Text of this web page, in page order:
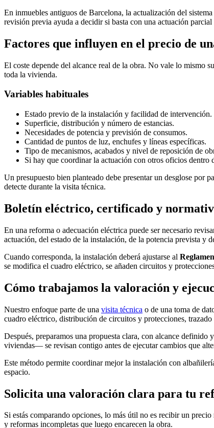
En inmuebles antiguos de Barcelona, la actualización del
revisión previa ayuda a decidir si basta con una actuación
Factores que influyen en el precio de
El coste depende del alcance real de la obra. No vale lo mismo
toda la vivienda.
Variables habituales
Estado previo de la instalación y facilidad de intervención.
Superficie, distribución y número de estancias.
Necesidades de potencia y previsión de consumos.
Cantidad de puntos de luz, enchufes y líneas específicas.
Tipo de mecanismos, acabados y nivel de reposición de
Si hay que coordinar la actuación con otros oficios dentro
Un presupuesto bien planteado debe presentar un desglose por
detecte durante la visita técnica.
Boletín eléctrico, certificado y
En una reforma o adecuación eléctrica puede ser necesario
actuación, del estado de la instalación, de la potencia prevista y
Cuando corresponda, la instalación deberá ajustarse al
se modifica el cuadro eléctrico, se añaden circuitos y
Cómo trabajamos la valoración y
Nuestro enfoque parte de una visita técnica o de una toma de
cuadro eléctrico, distribución de circuitos y protecciones,
Después, preparamos una propuesta clara, con alcance
viviendas— se revisan contigo antes de ejecutar cambios que
Este método permite coordinar mejor la instalación con
espacio.
Solicita una valoración clara para tu
Si estás comparando opciones, lo más útil no es recibir un
y reformas incompletas que luego encarecen la obra.